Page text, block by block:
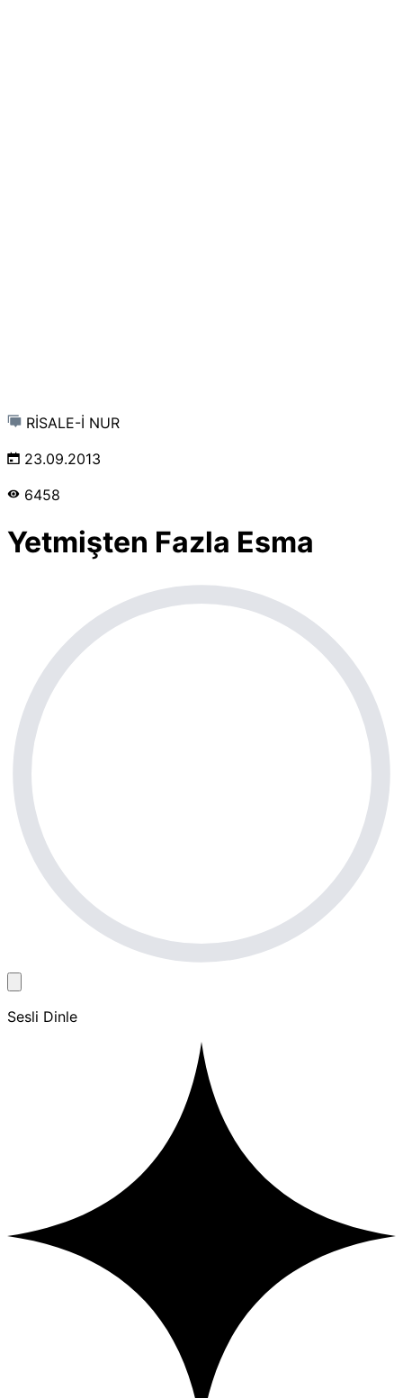
RİSALE-İ NUR
23.09.2013
6458
Yetmişten Fazla Esma
Sesli Dinle